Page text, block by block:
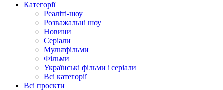
Категорії
Реаліті-шоу
Розважальні шоу
Новини
Серіали
Мультфільми
Фільми
Українські фільми і серіали
Всі категорії
Всі проєкти